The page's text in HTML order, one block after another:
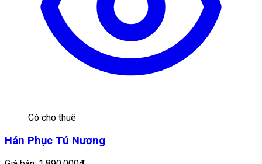
Có cho thuê
Hán Phục Tú Nương